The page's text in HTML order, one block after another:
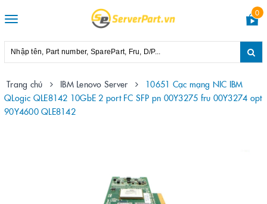
Toggle
0
Trang chủ IBM Lenovo Server
10651 Cạc mạng NIC IBM
QLogic QLE8142 10GbE 2 port FC SFP pn 00Y3275 fru 00Y3274 opt
90Y4600 QLE8142